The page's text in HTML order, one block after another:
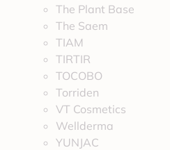
The Plant Base
The Saem
TIAM
TIRTIR
TOCOBO
Torriden
VT Cosmetics
Wellderma
YUNJAC